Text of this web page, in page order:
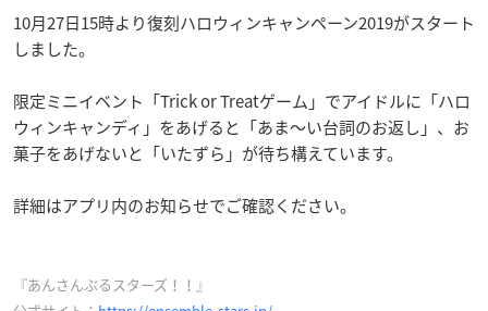
10月27日15時より復刻ハロウィンキャンペーン2019がスタート
しました。
限定ミニイベント「Trick or Treatゲーム」でアイドルに「ハロ
ウィンキャンディ」をあげると「あま〜い台詞のお返し」、お
菓子をあげないと「いたずら」が待ち構えています。
詳細はアプリ内のお知らせでご確認ください。
『あんさんぶるスターズ！！』